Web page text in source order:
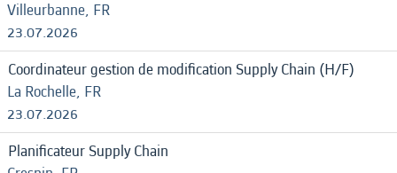
Villeurbanne, FR
23.07.2026
Coordinateur gestion de modification Supply Chain (H/F)
La Rochelle, FR
23.07.2026
Planificateur Supply Chain